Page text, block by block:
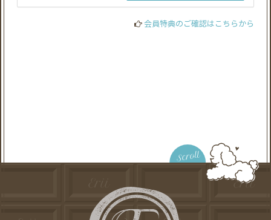
会員特典のご確認はこちらから
Scroll